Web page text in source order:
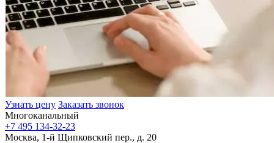
Узнать цену Заказать звонок
Многоканальный
+7 495 134-32-23
Москва, 1-й Щипковский пер., д. 20